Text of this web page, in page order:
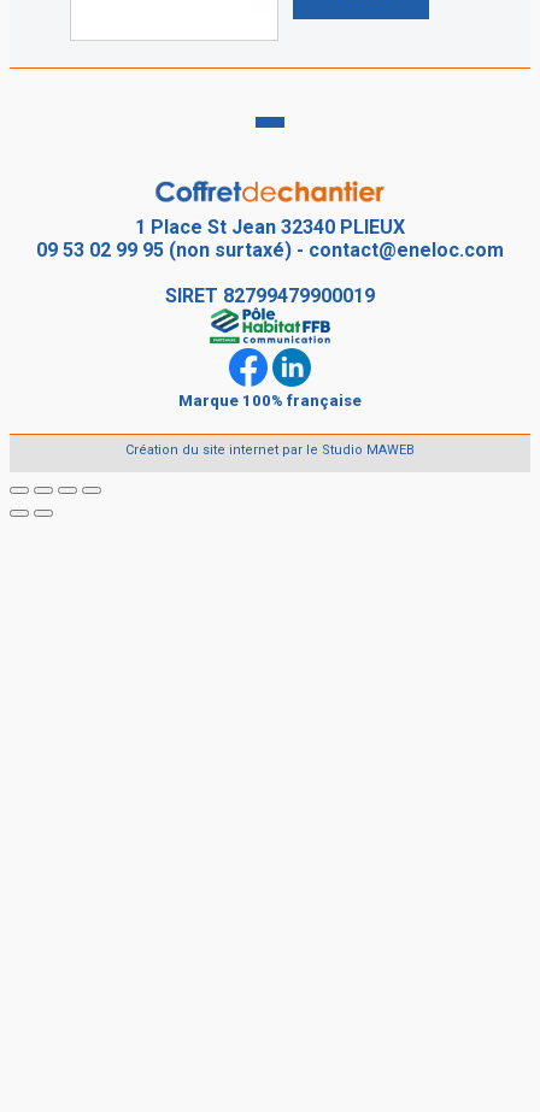
Monophasé
1 Place St Jean 32340 PLIEUX
09 53 02 99 95 (non surtaxé) - contact@eneloc.com
SIRET 82799479900019
Marque 100% française
Création du site internet par le Studio MAWEB